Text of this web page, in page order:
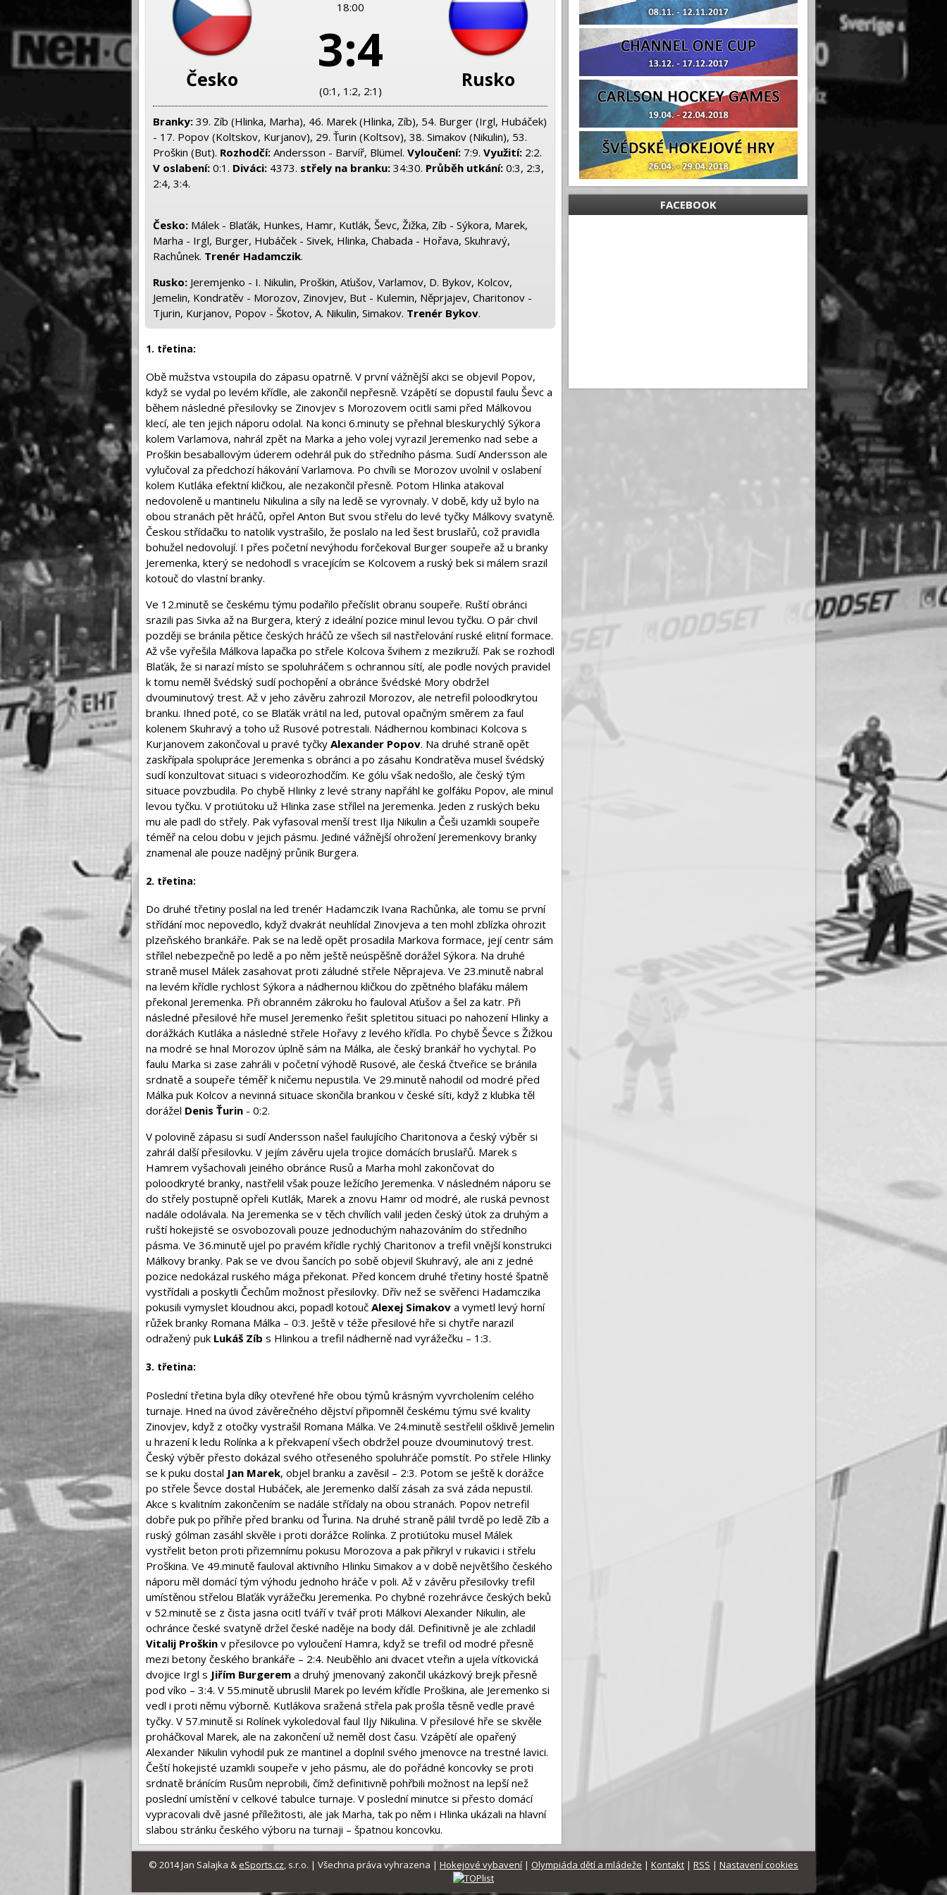
Česko
18:00
3:4
(0:1, 1:2, 2:1) Rusko
Branky: 39. Zíb (Hlinka, Marha), 46. Marek (Hlinka, Zíb), 54. Burger (Irgl, Hubáček)
- 17. Popov (Koltskov, Kurjanov), 29. Ťurin (Koltsov), 38. Simakov (Nikulin), 53.
Proškin (But). Rozhodčí: Andersson - Barvíř, Blümel. Vyloučení: 7:9. Využití: 2:2.
V oslabení: 0:1. Diváci: 4373. střely na branku: 34:30. Průběh utkání: 0:3, 2:3,
2:4, 3:4.
Česko: Málek - Blaťák, Hunkes, Hamr, Kutlák, Ševc, Žižka, Zíb - Sýkora, Marek,
Marha - Irgl, Burger, Hubáček - Sivek, Hlinka, Chabada - Hořava, Skuhravý,
Rachůnek. Trenér Hadamczik.
Rusko: Jeremjenko - I. Nikulin, Proškin, Aťušov, Varlamov, D. Bykov, Kolcov,
Jemelin, Kondratěv - Morozov, Zinovjev, But - Kulemin, Něprjajev, Charitonov -
Tjurin, Kurjanov, Popov - Škotov, A. Nikulin, Simakov. Trenér Bykov.
1. třetina:
Obě mužstva vstoupila do zápasu opatrně. V první vážnější akci se objevil Popov,
když se vydal po levém křídle, ale zakončil nepřesně. Vzápětí se dopustil faulu Ševc a
během následné přesilovky se Zinovjev s Morozovem ocitli sami před Málkovou
klecí, ale ten jejich náporu odolal. Na konci 6.minuty se přehnal bleskurychlý Sýkora
kolem Varlamova, nahrál zpět na Marka a jeho volej vyrazil Jeremenko nad sebe a
Proškin besaballovým úderem odehrál puk do středního pásma. Sudí Andersson ale
vylučoval za předchozí hákování Varlamova. Po chvíli se Morozov uvolnil v oslabení
kolem Kutláka efektní kličkou, ale nezakončil přesně. Potom Hlinka atakoval
nedovoleně u mantinelu Nikulina a síly na ledě se vyrovnaly. V době, kdy už bylo na
obou stranách pět hráčů, opřel Anton But svou střelu do levé tyčky Málkovy svatyně.
Českou střídačku to natolik vystrašilo, že poslalo na led šest bruslařů, což pravidla
bohužel nedovolují. I přes početní nevýhodu forčekoval Burger soupeře až u branky
Jeremenka, který se nedohodl s vracejícím se Kolcovem a ruský bek si málem srazil
kotouč do vlastní branky.
Ve 12.minutě se českému týmu podařilo přečíslit obranu soupeře. Ruští obránci
srazili pas Sivka až na Burgera, který z ideální pozice minul levou tyčku. O pár chvil
později se bránila pětice českých hráčů ze všech sil nastřelování ruské elitní formace.
Až vše vyřešila Málkova lapačka po střele Kolcova švihem z mezikruží. Pak se rozhodl
Blaťák, že si narazí místo se spoluhráčem s ochrannou sítí, ale podle nových pravidel
k tomu neměl švédský sudí pochopění a obránce švédské Mory obdržel
dvouminutový trest. Až v jeho závěru zahrozil Morozov, ale netrefil poloodkrytou
branku. Ihned poté, co se Blaťák vrátil na led, putoval opačným směrem za faul
kolenem Skuhravý a toho už Rusové potrestali. Nádhernou kombinaci Kolcova s
Kurjanovem zakončoval u pravé tyčky Alexander Popov. Na druhé straně opět
zaskřípala spolupráce Jeremenka s obránci a po zásahu Kondratěva musel švédský
sudí konzultovat situaci s videorozhodčím. Ke gólu však nedošlo, ale český tým
situace povzbudila. Po chybě Hlinky z levé strany napřáhl ke golfáku Popov, ale minul
levou tyčku. V protiútoku už Hlinka zase střílel na Jeremenka. Jeden z ruských beku
mu ale padl do střely. Pak vyfasoval menší trest Ilja Nikulin a Češi uzamkli soupeře
téměř na celou dobu v jejich pásmu. Jediné vážnější ohrožení Jeremenkovy branky
znamenal ale pouze nadějný průnik Burgera.
2. třetina:
Do druhé třetiny poslal na led trenér Hadamczik Ivana Rachůnka, ale tomu se první
střídání moc nepovedlo, když dvakrát neuhlídal Zinovjeva a ten mohl zblízka ohrozit
plzeňského brankáře. Pak se na ledě opět prosadila Markova formace, její centr sám
střílel nebezpečně po ledě a po něm ještě neúspěšně dorážel Sýkora. Na druhé
straně musel Málek zasahovat proti záludné střele Něprajeva. Ve 23.minutě nabral
na levém křídle rychlost Sýkora a nádhernou kličkou do zpětného blafáku málem
překonal Jeremenka. Při obranném zákroku ho fauloval Aťušov a šel za katr. Při
následné přesilové hře musel Jeremenko řešit spletitou situaci po nahození Hlinky a
dorážkách Kutláka a následné střele Hořavy z levého křídla. Po chybě Ševce s Žižkou
na modré se hnal Morozov úplně sám na Málka, ale český brankář ho vychytal. Po
faulu Marka si zase zahráli v početní výhodě Rusové, ale česká čtveřice se bránila
srdnatě a soupeře téměř k ničemu nepustila. Ve 29.minutě nahodil od modré před
Málka puk Kolcov a nevinná situace skončila brankou v české síti, když z klubka těl
dorážel Denis Ťurin - 0:2.
V polovině zápasu si sudí Andersson našel faulujícího Charitonova a český výběr si
zahrál další přesilovku. V jejím závěru ujela trojice domácích bruslařů. Marek s
Hamrem vyšachovali jeiného obránce Rusů a Marha mohl zakončovat do
poloodkryté branky, nastřelil však pouze ležícího Jeremenka. V následném náporu se
do střely postupně opřeli Kutlák, Marek a znovu Hamr od modré, ale ruská pevnost
nadále odolávala. Na Jeremenka se v těch chvílích valil jeden český útok za druhým a
ruští hokejisté se osvobozovali pouze jednoduchým nahazováním do středního
pásma. Ve 36.minutě ujel po pravém křídle rychlý Charitonov a trefil vnější konstrukci
Málkovy branky. Pak se ve dvou šancích po sobě objevil Skuhravý, ale ani z jedné
pozice nedokázal ruského mága překonat. Před koncem druhé třetiny hosté špatně
vystřídali a poskytli Čechům možnost přesilovky. Dřív než se svěřenci Hadamczika
pokusili vymyslet kloudnou akci, popadl kotouč Alexej Simakov a vymetl levý horní
růžek branky Romana Málka – 0:3. Ještě v téže přesilové hře si chytře narazil
odražený puk Lukáš Zíb s Hlinkou a trefil nádherně nad vyrážečku – 1:3.
3. třetina:
Poslední třetina byla díky otevřené hře obou týmů krásným vyvrcholením celého
turnaje. Hned na úvod závěrečného dějství připomněl českému týmu své kvality
Zinovjev, když z otočky vystrašil Romana Málka. Ve 24.minutě sestřelil ošklivě Jemelin
u hrazení k ledu Rolínka a k překvapení všech obdržel pouze dvouminutový trest.
Český výběr přesto dokázal svého otřeseného spoluhráče pomstít. Po střele Hlinky
se k puku dostal Jan Marek, objel branku a zavěsil – 2:3. Potom se ještě k dorážce
po střele Ševce dostal Hubáček, ale Jeremenko další zásah za svá záda nepustil.
Akce s kvalitním zakončením se nadále střídaly na obou stranách. Popov netrefil
dobře puk po příhře před branku od Ťurina. Na druhé straně pálil tvrdě po ledě Zíb a
ruský gólman zasáhl skvěle i proti dorážce Rolínka. Z protiútoku musel Málek
vystřelit beton proti přizemnímu pokusu Morozova a pak přikryl v rukavici i střelu
Proškina. Ve 49.minutě fauloval aktivního Hlinku Simakov a v době největšího českého
náporu měl domácí tým výhodu jednoho hráče v poli. Až v závěru přesilovky trefil
umístěnou střelou Blaťák vyrážečku Jeremenka. Po chybné rozehrávce českých beků
v 52.minutě se z čista jasna ocitl tváří v tvář proti Málkovi Alexander Nikulin, ale
ochránce české svatyně držel české naděje na body dál. Definitivně je ale zchladil
Vitalij Proškin v přesilovce po vyloučení Hamra, když se trefil od modré přesně
mezi betony českého brankáře – 2:4. Neuběhlo ani dvacet vteřin a ujela vítkovická
dvojice Irgl s Jiřím Burgerem a druhý jmenovaný zakončil ukázkový brejk přesně
pod víko – 3:4. V 55.minutě ubruslil Marek po levém křídle Proškina, ale Jeremenko si
vedl i proti němu výborně. Kutlákova sražená střela pak prošla těsně vedle pravé
tyčky. V 57.minutě si Rolínek vykoledoval faul Iljy Nikulina. V přesilové hře se skvěle
proháčkoval Marek, ale na zakončení už neměl dost času. Vzápětí ale opařený
Alexander Nikulin vyhodil puk ze mantinel a doplnil svého jmenovce na trestné lavici.
Čeští hokejisté uzamkli soupeře v jeho pásmu, ale do pořádné koncovky se proti
srdnatě bránícím Rusům neprobili, čímž definitivně pohřbili možnost na lepší než
poslední umístění v celkové tabulce turnaje. V poslední minutce si přesto domácí
vypracovali dvě jasné příležitosti, ale jak Marha, tak po něm i Hlinka ukázali na hlavní
slabou stránku českého výboru na turnaji – špatnou koncovku.
FACEBOOK
© 2014 Jan Salajka & eSports.cz, s.r.o. | Všechna práva vyhrazena | Hokejové vybavení | Olympiáda dětí a mládeže | Kontakt | RSS | Nastavení cookies